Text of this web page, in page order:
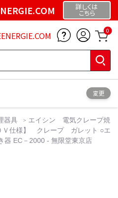
詳しくは
こちら
0
変更
器具
エイシン 電気クレープ焼
仕様】 クレープ ガレット ○エ
器 EC－2000 - 無限堂東京店